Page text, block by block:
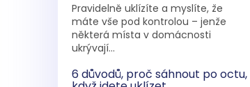
Pravidelně uklízíte a myslíte, že
máte vše pod kontrolou – jenže
některá místa v domácnosti
ukrývají...
6 důvodů, proč sáhnout po octu,